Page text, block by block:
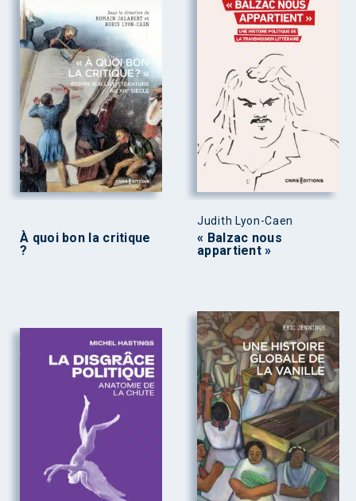
À quoi bon la critique
?
Judith Lyon-Caen
« Balzac nous
appartient »